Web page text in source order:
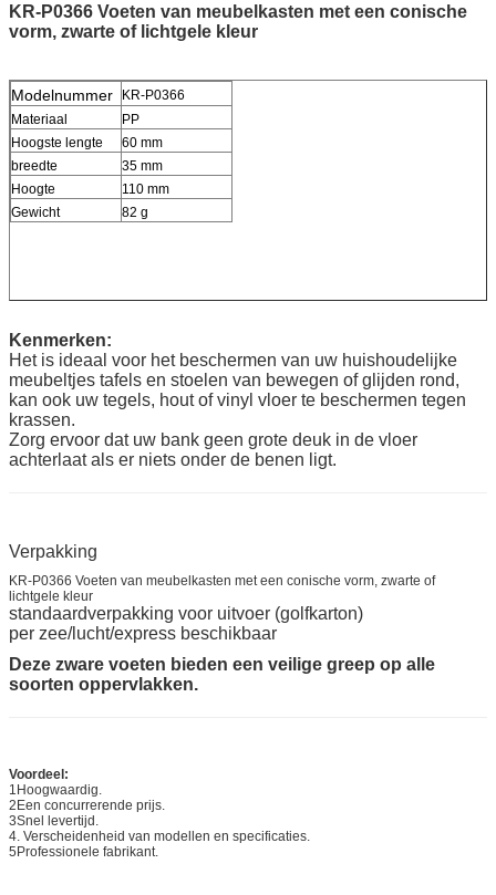
KR-P0366 Voeten van meubelkasten met een conische
vorm, zwarte of lichtgele kleur
Modelnummer
KR-P0366
Materiaal
PP
Hoogste lengte
60 mm
breedte
35 mm
Hoogte
110 mm
Gewicht
82 g
Kenmerken:
Het is ideaal voor het beschermen van uw huishoudelijke
meubeltjes tafels en stoelen van bewegen of glijden rond,
kan ook uw tegels, hout of vinyl vloer te beschermen tegen
krassen.
Zorg ervoor dat uw bank geen grote deuk in de vloer
achterlaat als er niets onder de benen ligt.
Verpakking
KR-P0366 Voeten van meubelkasten met een conische vorm, zwarte of
lichtgele kleur
standaardverpakking voor uitvoer (golfkarton)
per zee/lucht/express beschikbaar
Deze zware voeten bieden een veilige greep op alle
soorten oppervlakken.
Voordeel:
1Hoogwaardig.
2Een concurrerende prijs.
3Snel levertijd.
4. Verscheidenheid van modellen en specificaties.
5Professionele fabrikant.